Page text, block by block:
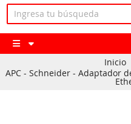
Inicio
APC - Schneider - Adaptador